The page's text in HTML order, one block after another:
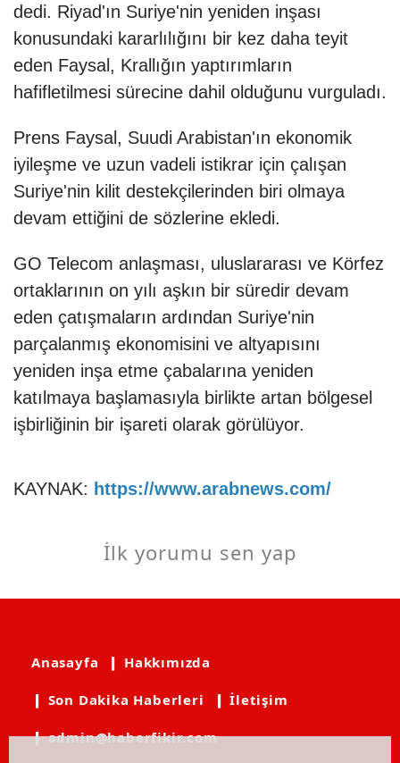
dedi. Riyad'ın Suriye'nin yeniden inşası
konusundaki kararlılığını bir kez daha teyit
eden Faysal, Krallığın yaptırımların
hafifletilmesi sürecine dahil olduğunu vurguladı.
Prens Faysal, Suudi Arabistan'ın ekonomik
iyileşme ve uzun vadeli istikrar için çalışan
Suriye'nin kilit destekçilerinden biri olmaya
devam ettiğini de sözlerine ekledi.
GO Telecom anlaşması, uluslararası ve Körfez
ortaklarının on yılı aşkın bir süredir devam
eden çatışmaların ardından Suriye'nin
parçalanmış ekonomisini ve altyapısını
yeniden inşa etme çabalarına yeniden
katılmaya başlamasıyla birlikte artan bölgesel
işbirliğinin bir işareti olarak görülüyor.
KAYNAK: https://www.arabnews.com/
İlk yorumu sen yap
Anasayfa ❙ Hakkımızda
❙ Son Dakika Haberleri ❙ İletişim
❙ admin@haberfikir.com